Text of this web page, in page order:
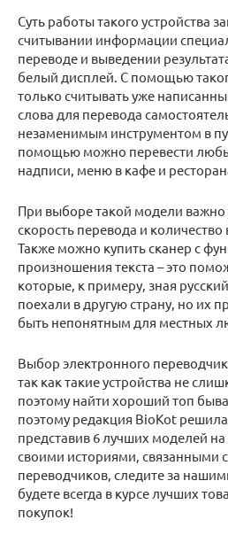
Суть работы такого устройства
считывании информации
переводе и выведении
белый дисплей. С помощью
только считывать уже
слова для перевода
незаменимым инструментом в
помощью можно перевести
надписи, меню в кафе и
При выборе такой модели важно
скорость перевода и
Также можно купить сканер с
произношения текста – это
которые, к примеру, зная
поехали в другую страну, но их
быть непонятным для местных
Выбор электронного
так как такие устройства не
поэтому найти хороший топ
поэтому редакция BioKot
представив 6 лучших моделей на
своими историями, связанными
переводчиков, следите за
будете всегда в курсе лучших
покупок!